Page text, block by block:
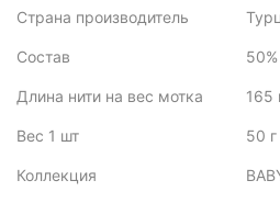
Страна производитель
Состав
Длина нити на вес мотка 165
Вес 1 шт 50 г
Коллекция